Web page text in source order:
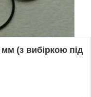
(з вибіркою під